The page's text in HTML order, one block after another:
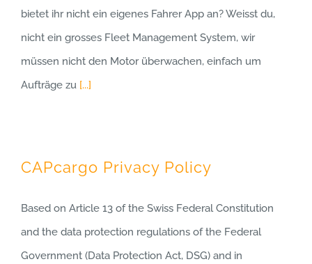
bietet ihr nicht ein eigenes Fahrer App an? Weisst du,
nicht ein grosses Fleet Management System, wir
müssen nicht den Motor überwachen, einfach um
Aufträge zu [...]
CAPcargo Privacy Policy
Based on Article 13 of the Swiss Federal Constitution
and the data protection regulations of the Federal
Government (Data Protection Act, DSG) and in